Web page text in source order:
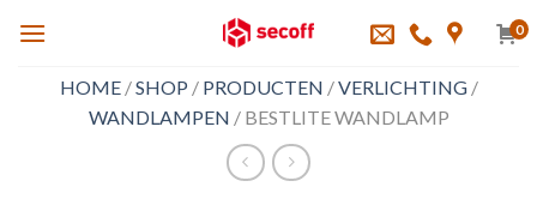
0
HOME/SHOP / PRODUCTEN /VERLICHTING/
WANDLAMPEN / BESTLITE WANDLAMP